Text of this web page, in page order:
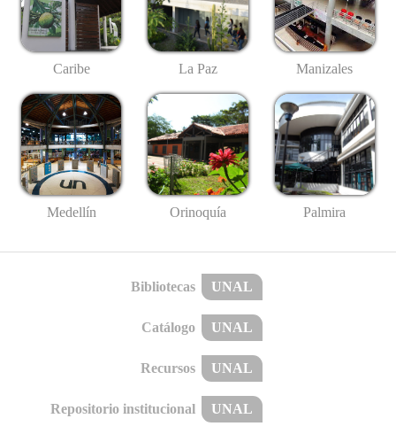
Caribe La Paz Manizales
Medellín Orinoquía Palmira
Bibliotecas UNAL
Catálogo UNAL
Recursos UNAL
Repositorio institucional UNAL